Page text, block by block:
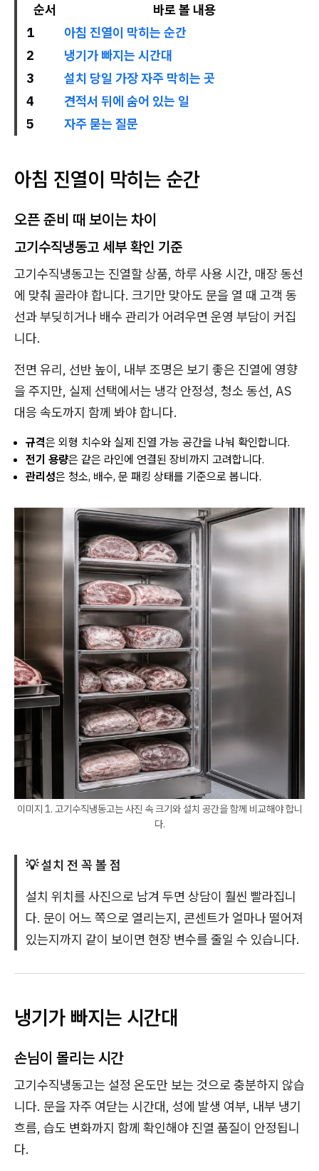
순서
바로 볼 내용
1
아침 진열이 막히는 순간
2
냉기가 빠지는 시간대
3
설치 당일 가장 자주 막히는 곳
4
견적서 뒤에 숨어 있는 일
5
자주 묻는 질문
아침 진열이 막히는 순간
오픈 준비 때 보이는 차이
고기수직냉동고 세부 확인 기준
고기수직냉동고는 진열할 상품, 하루 사용 시간, 매장 동선
에 맞춰 골라야 합니다. 크기만 맞아도 문을 열 때 고객 동
선과 부딪히거나 배수 관리가 어려우면 운영 부담이 커집
니다.
전면 유리, 선반 높이, 내부 조명은 보기 좋은 진열에 영향
을 주지만, 실제 선택에서는 냉각 안정성, 청소 동선, AS
대응 속도까지 함께 봐야 합니다.
규격은 외형 치수와 실제 진열 가능 공간을 나눠 확인합니다.
전기 용량은 같은 라인에 연결된 장비까지 고려합니다.
관리성은 청소, 배수, 문 패킹 상태를 기준으로 봅니다.
이미지 1. 고기수직냉동고는 사진 속 크기와 설치 공간을 함께 비교해야 합니
다.
💡 설치 전 꼭 볼 점
설치 위치를 사진으로 남겨 두면 상담이 훨씬 빨라집니
다. 문이 어느 쪽으로 열리는지, 콘센트가 얼마나 떨어져
있는지까지 같이 보이면 현장 변수를 줄일 수 있습니다.
냉기가 빠지는 시간대
손님이 몰리는 시간
고기수직냉동고는 설정 온도만 보는 것으로 충분하지 않습
니다. 문을 자주 여닫는 시간대, 성에 발생 여부, 내부 냉기
흐름, 습도 변화까지 함께 확인해야 진열 품질이 안정됩니
다.